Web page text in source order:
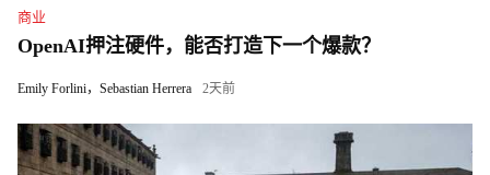
商业
OpenAI押注硬件，能否打造下一个爆款？
Emily Forlini，Sebastian Herrera 2天前